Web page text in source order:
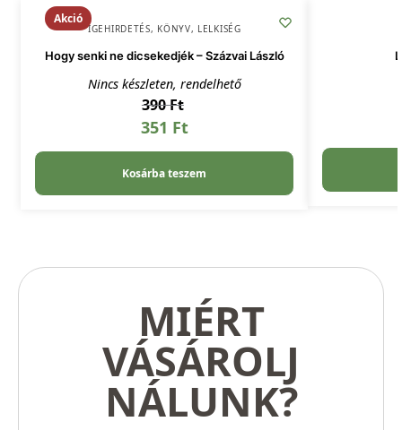
Akció
IGEHIRDETÉS, KÖNYV, LELKISÉG
Hogy senki ne dicsekedjék – Százvai László
Nincs készleten, rendelhető
390Ft
351 Ft
Kosárba teszem
MIÉRT
VÁSÁROLJ
NÁLUNK?